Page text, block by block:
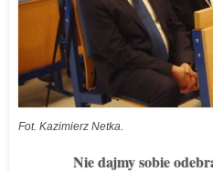
Fot. Kazimierz Netka.
Nie dajmy sobie